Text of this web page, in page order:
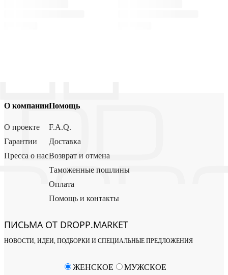
О компании
О проекте
Гарантии
Пресса о нас
Помощь
F.A.Q.
Доставка
Возврат и отмена
Таможенные пошлины
Оплата
Помощь и контакты
ПИСЬМА ОТ DROPP.MARKET
НОВОСТИ, ИДЕИ, ПОДБОРКИ И СПЕЦИАЛЬНЫЕ ПРЕДЛОЖЕНИЯ
ЖЕНСКОЕ МУЖСКОЕ